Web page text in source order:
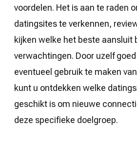
voordelen. Het is aan te raden
datingsites te verkennen,
kijken welke het beste aansluit
verwachtingen. Door uzelf
eventueel gebruik te maken
kunt u ontdekken welke
geschikt is om nieuwe
deze specifieke doelgroep.